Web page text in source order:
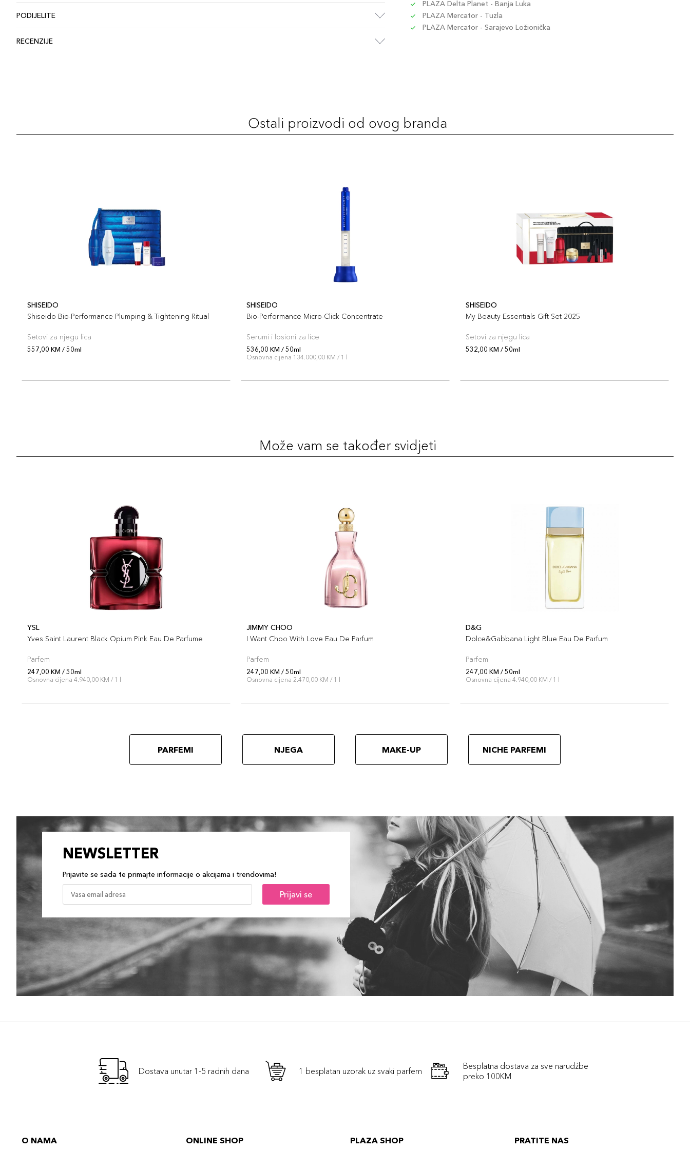
PODIJELITE
RECENZIJE
PLAZA Delta Planet - Banja Luka
PLAZA Mercator - Tuzla
PLAZA Mercator - Sarajevo Ložionička
Ostali proizvodi od ovog branda
SHISEIDO
Shiseido Bio-Performance Plumping & Tightening Ritual
Setovi za njegu lica
557,00 KM / 50ml
SHISEIDO
Bio-Performance Micro-Click Concentrate
Serumi i losioni za lice
536,00 KM / 50ml
Osnovna cijena 134.000,00 KM / 1 l
SHISEIDO
My Beauty Essentials Gift Set 2025
Setovi za njegu lica
532,00 KM / 50ml
Može vam se također svidjeti
YSL
Yves Saint Laurent Black Opium Pink Eau De Parfume
Parfem
247,00 KM / 50ml
Osnovna cijena 4.940,00 KM / 1 l
JIMMY CHOO
I Want Choo With Love Eau De Parfum
Parfem
247,00 KM / 50ml
Osnovna cijena 2.470,00 KM / 1 l
D&G
Dolce&Gabbana Light Blue Eau De Parfum
Parfem
247,00 KM / 50ml
Osnovna cijena 4.940,00 KM / 1 l
PARFEMI NJEGA MAKE-UP NICHE PARFEMI
NEWSLETTER
Prijavite se sada te primajte informacije o akcijama i trendovima!
Prijavi se
Dostava unutar 1-5 radnih dana 1 besplatan uzorak uz svaki parfem
Besplatna dostava za sve narudźbe
preko 100KM
O NAMA ONLINE SHOP PLAZA SHOP PRATITE NAS